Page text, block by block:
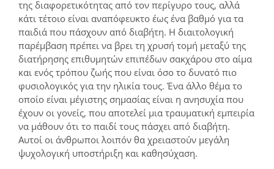
της διαφορετικότητας από τον περίγυρο τους, αλλά
κάτι τέτοιο είναι αναπόφευκτο έως ένα βαθμό για τα
παιδιά που πάσχουν από διαβήτη. Η διαιτολογική
παρέμβαση πρέπει να βρει τη χρυσή τομή μεταξύ της
διατήρησης επιθυμητών επιπέδων σακχάρου στο αίμα
και ενός τρόπου ζωής που είναι όσο το δυνατό πιο
φυσιολογικός για την ηλικία τους. Ένα άλλο θέμα το
οποίο είναι μέγιστης σημασίας είναι η ανησυχία που
έχουν οι γονείς, που αποτελεί μια τραυματική εμπειρία
να μάθουν ότι το παιδί τους πάσχει από διαβήτη.
Αυτοί οι άνθρωποι λοιπόν θα χρειαστούν μεγάλη
ψυχολογική υποστήριξη και καθησύχαση.